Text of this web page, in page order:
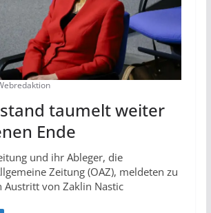
taumelt weiter
Ende
und ihr Ableger, die
Zeitung (OAZ), meldeten zu
Austritt von Zaklin Nastic